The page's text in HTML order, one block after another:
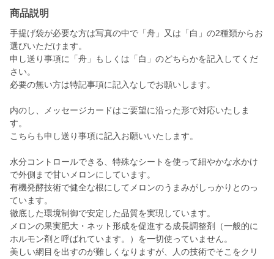
商品説明
手提げ袋が必要な方は写真の中で「舟」又は「白」の2種類からお
選びいただけます。
申し送り事項に「舟」もしくは「白」のどちらかを記入してくだ
さい。
必要の無い方は特記事項に記入なしでお願いします。
内のし、メッセージカードはご要望に沿った形で対応いたしま
す。
こちらも申し送り事項に記入お願いいたします。
水分コントロールできる、特殊なシートを使って細やかな水かけ
で外側まで甘いメロンにしています。
有機発酵技術で健全な根にしてメロンのうまみがしっかりとのっ
ています。
徹底した環境制御で安定した品質を実現しています。
メロンの果実肥大・ネット形成を促進する成長調整剤（一般的に
ホルモン剤と呼ばれています。）を一切使っていません。
美しい網目を出すのが難しくなりますが、人の技術でそこをクリ